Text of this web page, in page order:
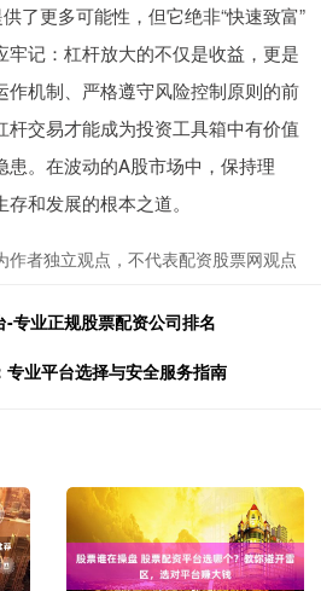
了更多可能性，但它绝非“快速致富”
牢记：杠杆放大的不仅是收益，更是
作机制、严格遵守风险控制原则的前
交易才能成为投资工具箱中有价值
患。在波动的A股市场中，保持理
和发展的根本之道。
作者独立观点，不代表配资股票网观点
-专业正规股票配资公司排名
专业平台选择与安全服务指南